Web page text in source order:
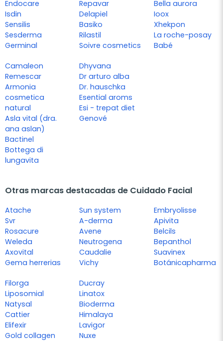
Endocare
Isdin
Sensilis
Sesderma
Germinal
Repavar
Delapiel
Basiko
Rilastil
Soivre cosmetics
Bella aurora
Ioox
Xhekpon
La roche-posay
Babé
Camaleon
Remescar
Armonia
cosmetica
natural
Asla vital (dra.
ana aslan)
Bactinel
Bottega di
lungavita
Dhyvana
Dr arturo alba
Dr. hauschka
Esential aroms
Esi - trepat diet
Genové
Otras marcas destacadas de Cuidado Facial
Atache
Svr
Rosacure
Weleda
Axovital
Gema herrerias
Sun system
A-derma
Avene
Neutrogena
Caudalie
Vichy
Embryolisse
Apivita
Belcils
Bepanthol
Suavinex
Botánicapharma
Filorga
Liposomial
Natysal
Cattier
Elifexir
Gold collagen
Ducray
Linatox
Bioderma
Himalaya
Lavigor
Nuxe